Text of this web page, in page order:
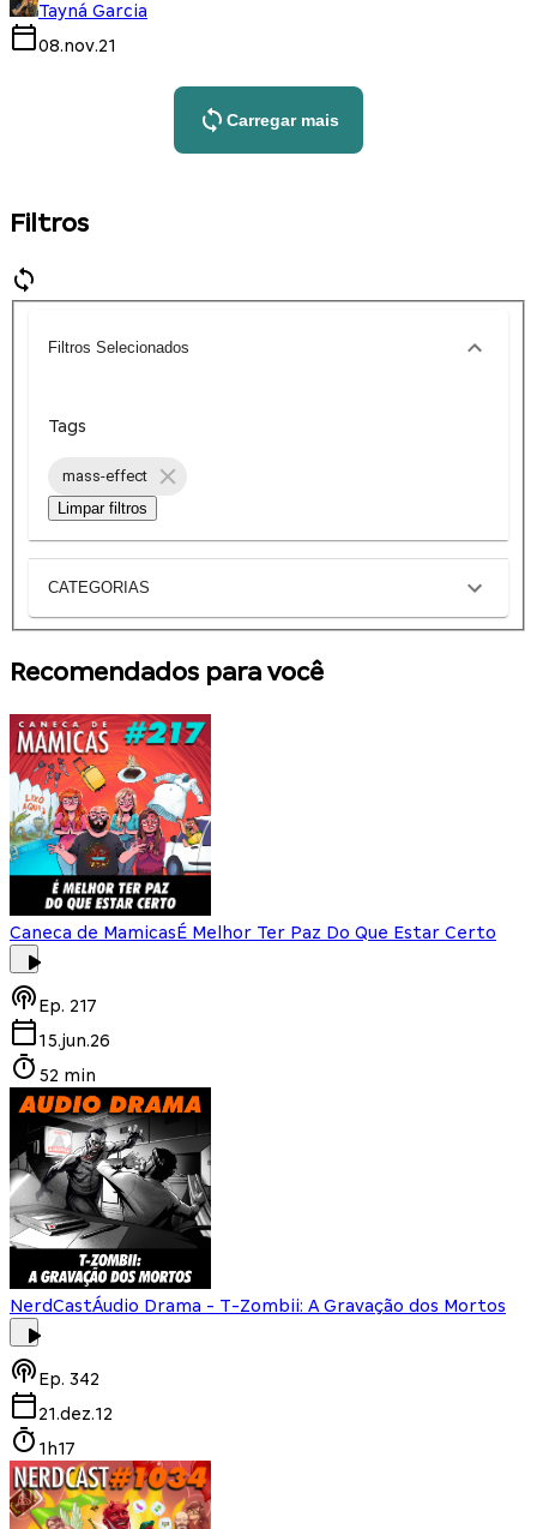
Tayná Garcia
08.nov.21
Carregar mais
Filtros
Filtros Selecionados
Tags
mass-effect
Limpar filtros
CATEGORIAS
Recomendados para você
Caneca de MamicasÉ Melhor Ter Paz Do Que Estar Certo
Ep. 217
15.jun.26
52 min
NerdCastÁudio Drama - T-Zombii: A Gravação dos Mortos
Ep. 342
21.dez.12
1h17